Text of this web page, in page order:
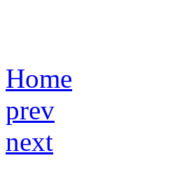
Home
prev
next